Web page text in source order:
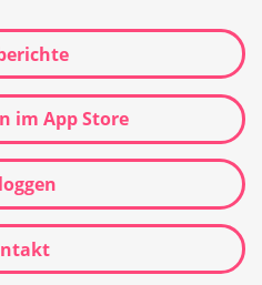
im App Store